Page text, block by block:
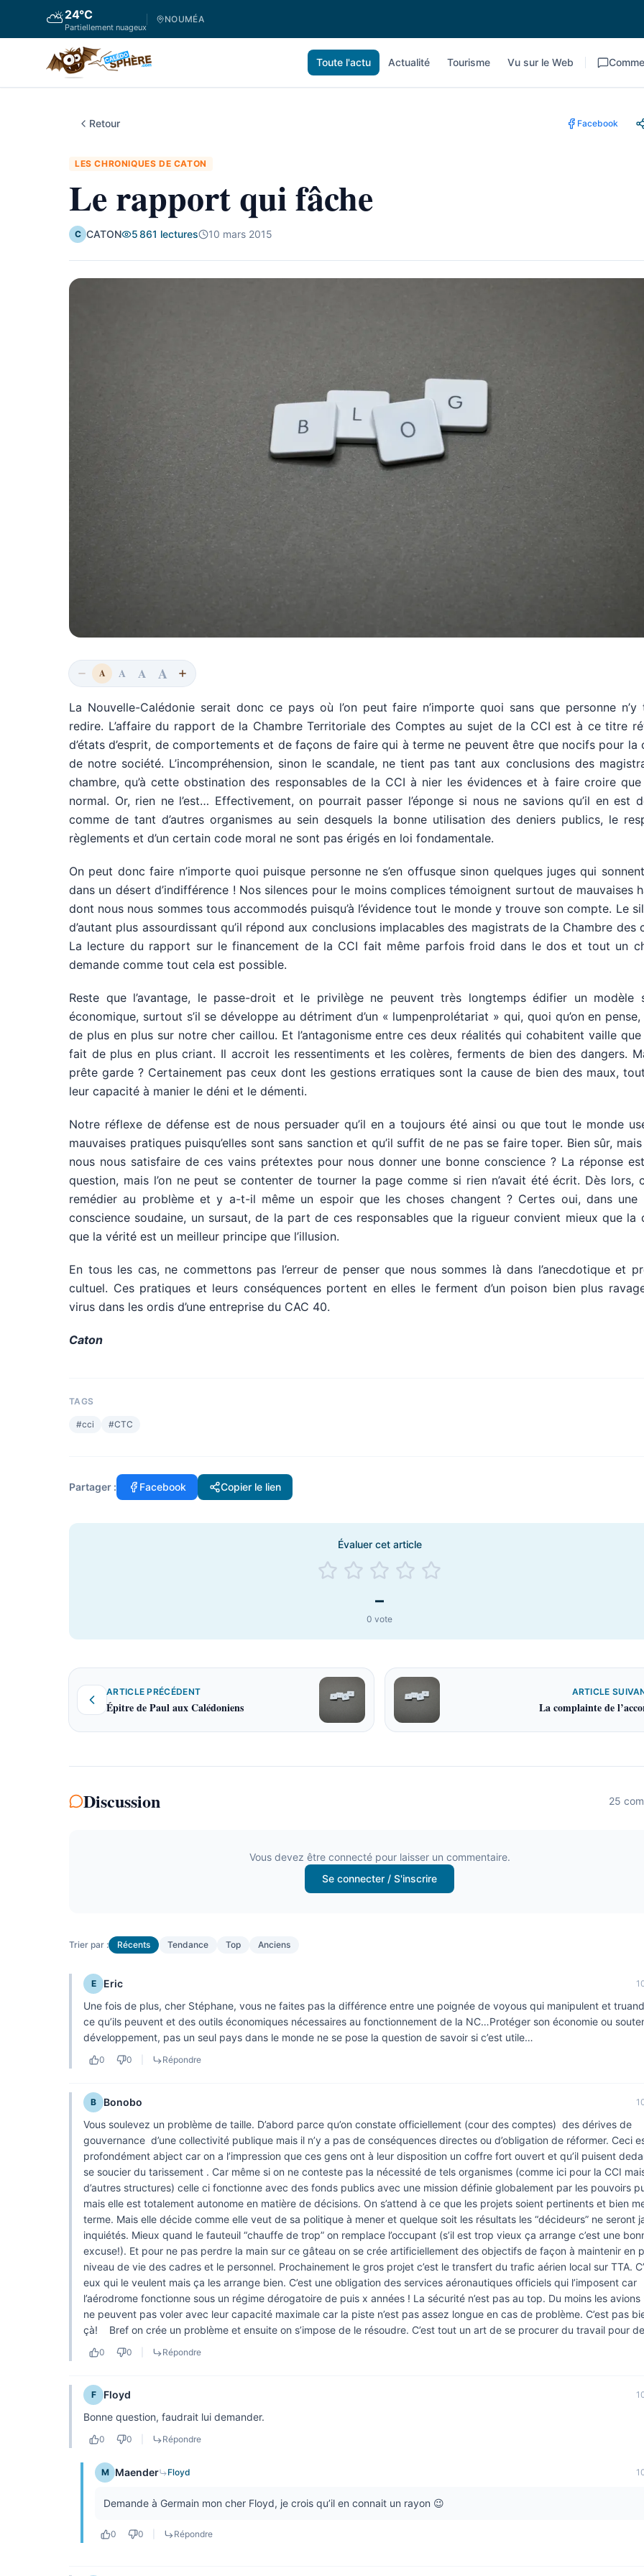
⛅24°C
Partiellement nuageux
NOUMÉA
Toute l'actu Actualité Tourisme Vu sur le Web
Retour Facebook
LES CHRONIQUES DE CATON
Le rapport qui fâche
C CATON 5 861 lectures 10 mars 2015
A A A A
La Nouvelle-Calédonie serait donc ce pays où l’on peut faire n’importe quoi sans que personne n’y
redire. L’affaire du rapport de la Chambre Territoriale des Comptes au sujet de la CCI est à ce titre
d’états d’esprit, de comportements et de façons de faire qui à terme ne peuvent être que nocifs pour la
de notre société. L’incompréhension, sinon le scandale, ne tient pas tant aux conclusions des
chambre, qu’à cette obstination des responsables de la CCI à nier les évidences et à faire croire
normal. Or, rien ne l’est… Effectivement, on pourrait passer l’éponge si nous ne savions qu’il en est
comme de tant d’autres organismes au sein desquels la bonne utilisation des deniers publics, le
règlements et d’un certain code moral ne sont pas érigés en loi fondamentale.
On peut donc faire n’importe quoi puisque personne ne s’en offusque sinon quelques juges qui sonnent
dans un désert d’indifférence ! Nos silences pour le moins complices témoignent surtout de mauvaises
dont nous nous sommes tous accommodés puisqu’à l’évidence tout le monde y trouve son compte. Le
d’autant plus assourdissant qu’il répond aux conclusions implacables des magistrats de la Chambre des
La lecture du rapport sur le financement de la CCI fait même parfois froid dans le dos et tout un
demande comme tout cela est possible.
Reste que l’avantage, le passe-droit et le privilège ne peuvent très longtemps édifier un modèle
économique, surtout s’il se développe au détriment d’un « lumpenprolétariat » qui, quoi qu’on en pense,
de plus en plus sur notre cher caillou. Et l’antagonisme entre ces deux réalités qui cohabitent vaille
fait de plus en plus criant. Il accroit les ressentiments et les colères, ferments de bien des dangers.
prête garde ? Certainement pas ceux dont les gestions erratiques sont la cause de bien des maux,
leur capacité à manier le déni et le démenti.
Notre réflexe de défense est de nous persuader qu’il en a toujours été ainsi ou que tout le monde
mauvaises pratiques puisqu’elles sont sans sanction et qu’il suffit de ne pas se faire toper. Bien sûr,
nous nous satisfaire de ces vains prétextes pour nous donner une bonne conscience ? La réponse
question, mais l’on ne peut se contenter de tourner la page comme si rien n’avait été écrit. Dès lors,
remédier au problème et y a-t-il même un espoir que les choses changent ? Certes oui, dans une
conscience soudaine, un sursaut, de la part de ces responsables que la rigueur convient mieux que la
que la vérité est un meilleur principe que l’illusion.
En tous les cas, ne commettons pas l’erreur de penser que nous sommes là dans l’anecdotique et
cultuel. Ces pratiques et leurs conséquences portent en elles le ferment d’un poison bien plus
virus dans les ordis d’une entreprise du CAC 40.
Caton
TAGS
#cci #CTC
Partager : Facebook Copier le lien
Évaluer cet article
–
0 vote
ARTICLE PRÉCÉDENT
Épitre de Paul aux Calédoniens
ARTICLE
La complainte de
Discussion 25
Vous devez être connecté pour laisser un commentaire.
Se connecter / S'inscrire
Trier par : Récents Tendance Top Anciens
E Eric
Une fois de plus, cher Stéphane, vous ne faites pas la différence entre une poignée de voyous qui manipulent et
ce qu’ils peuvent et des outils économiques nécessaires au fonctionnement de la NC…Protéger son économie ou
développement, pas un seul pays dans le monde ne se pose la question de savoir si c’est utile…
0 0 Répondre
B Bonobo
Vous soulevez un problème de taille. D’abord parce qu’on constate officiellement (cour des comptes) des dérives de
gouvernance d’une collectivité publique mais il n’y a pas de conséquences directes ou d’obligation de réformer. Ceci
profondément abject car on a l’impression que ces gens ont à leur disposition un coffre fort ouvert et qu’il puisent
se soucier du tarissement . Car même si on ne conteste pas la nécessité de tels organismes (comme ici pour la CCI
d’autres structures) celle ci fonctionne avec des fonds publics avec une mission définie globalement par les pouvoirs
mais elle est totalement autonome en matière de décisions. On s’attend à ce que les projets soient pertinents et bien
terme. Mais elle décide comme elle veut de sa politique à mener et quelque soit les résultats les “décideurs” ne seront
inquiétés. Mieux quand le fauteuil “chauffe de trop” on remplace l’occupant (s’il est trop vieux ça arrange c’est une
excuse!). Et pour ne pas perdre la main sur ce gâteau on se crée artificiellement des objectifs de façon à maintenir en
niveau de vie des cadres et le personnel. Prochainement le gros projet c’est le transfert du trafic aérien local sur TTA.
eux qui le veulent mais ça les arrange bien. C’est une obligation des services aéronautiques officiels qui l’imposent car
l’aérodrome fonctionne sous un régime dérogatoire de puis x années ! La sécurité n’est pas au top. Du moins les avions
ne peuvent pas voler avec leur capacité maximale car la piste n’est pas assez longue en cas de problème. C’est pas
çà! Bref on crée un problème et ensuite on s’impose de le résoudre. C’est tout un art de se procurer du travail pour
0 0 Répondre
F Floyd
Bonne question, faudrait lui demander.
0 0 Répondre
M Maender Floyd
Demande à Germain mon cher Floyd, je crois qu’il en connait un rayon 😉
0 0 Répondre